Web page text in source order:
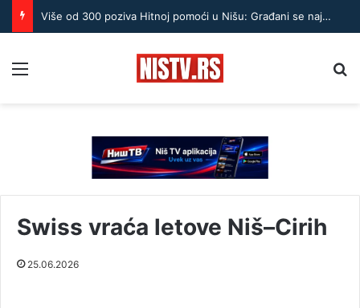
Više od 300 poziva Hitnoj pomoći u Nišu: Građani se najčešće žalili na posledice vrućine
Swiss vraća letove Niš–Cirih
25.06.2026